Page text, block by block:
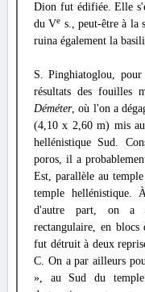
Dion fut édifiée. Elle
du Ve s., peut-être à la
ruina également la
S. Pinghiatoglou, pour
résultats des fouilles
Déméter, où l'on a
(4,10 x 2,60 m) mis
hellénistique Sud.
poros, il a
Est, parallèle au
temple hellénistique.
d'autre part, on a
rectangulaire, en
fut détruit à deux
C. On a par ailleurs
», au Sud du